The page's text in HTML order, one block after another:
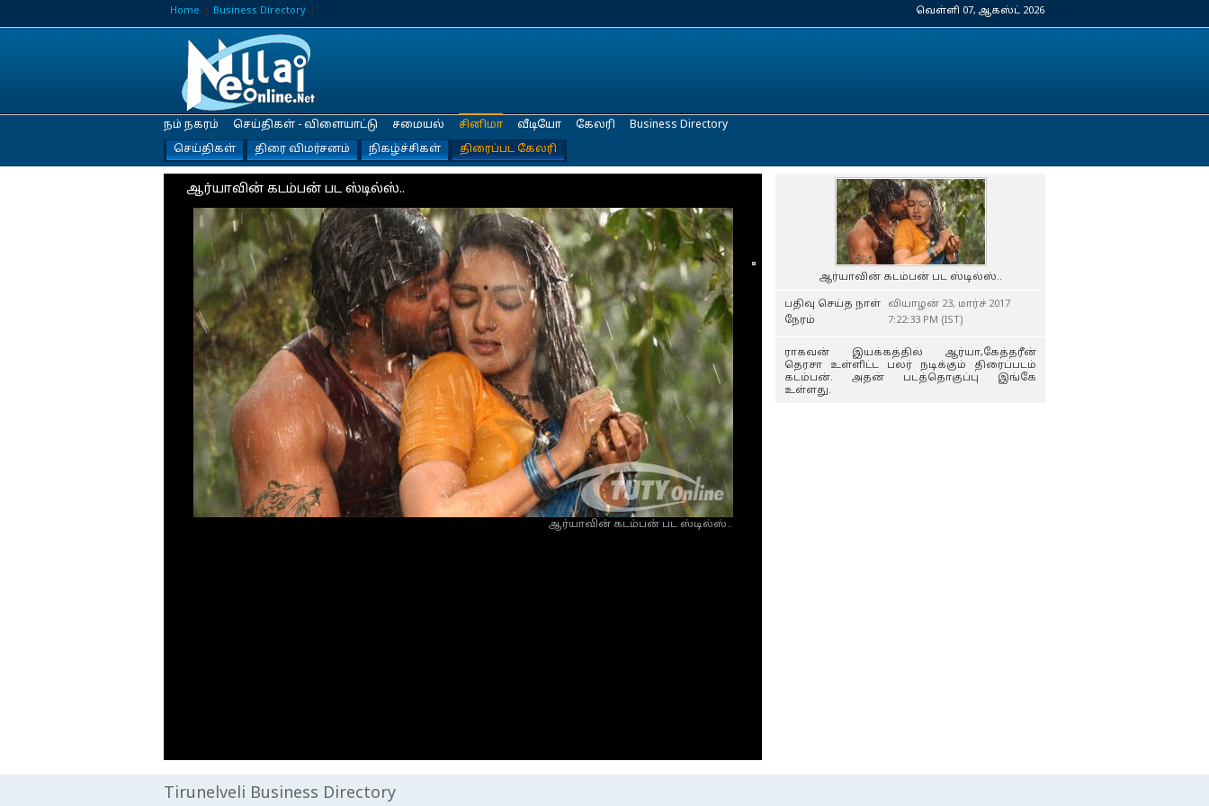
Home Business Directory வெள்ளி 07, ஆகஸ்ட் 2026
நம் நகரம் செய்திகள் - விளையாட்டு சமையல்
சினிமா
செய்திகள்
திரை விமர்சனம் நிகழ்ச்சிகள் திரைப்பட கேலரி
வீடியோ கேலரி Business Directory
ஆர்யாவின் கடம்பன் பட ஸ்டில்ஸ்..
ஆர்யாவின் கடம்பன் பட ஸ்டில்ஸ்..
ஆர்யாவின் கடம்பன் பட ஸ்டில்ஸ்..
பதிவு செய்த நாள்
வியாழன் 23, மார்ச் 2017
நேரம்
7:22:33 PM (IST)
ராகவன் இயக்கத்தில் ஆர்யா,கேத்தரீன்
தெரசா உள்ளிட்ட பலர் நடிக்கும் திரைப்படம்
கடம்பன். அதன் படத்தொகுப்பு இங்கே
உள்ளது.
Tirunelveli Business Directory